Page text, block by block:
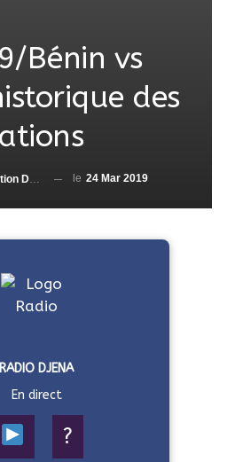
Bénin vs
des
le 24 Mar 2019
RADIO DJENA
En direct
?